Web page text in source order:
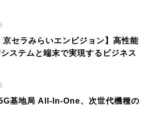
京セラみらいエンビジョン】高性能
ステムと端末で実現するビジネス
基地局 All-In-One、次世代機種の